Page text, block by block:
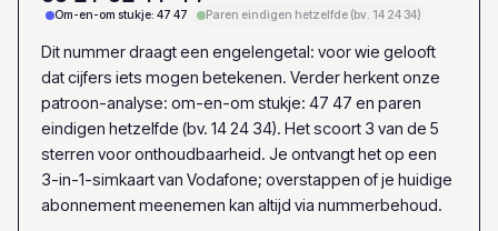
Om-en-om stukje: 47 47 Paren eindigen hetzelfde (bv. 14 24 34)
Dit nummer draagt een engelengetal: voor wie gelooft
dat cijfers iets mogen betekenen. Verder herkent onze
patroon-analyse: om-en-om stukje: 47 47 en paren
eindigen hetzelfde (bv. 14 24 34). Het scoort 3 van de 5
sterren voor onthoudbaarheid. Je ontvangt het op een
3-in-1-simkaart van Vodafone; overstappen of je huidige
abonnement meenemen kan altijd via nummerbehoud.